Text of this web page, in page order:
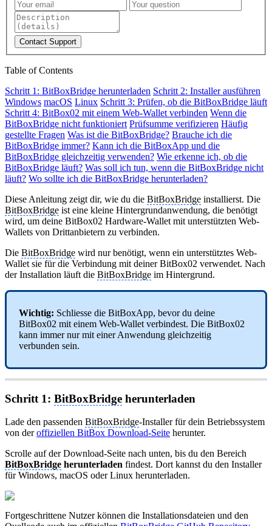
Contact Support
Table of Contents
Schritt 1: BitBoxBridge herunterladen Schritt 2: Installer ausführen
Windows macOS Linux Schritt 3: Prüfen, ob die BitBoxBridge läuft
Schritt 4: BitBox02 mit einem Web-Wallet verbinden Wenn die
BitBoxBridge nicht funktioniert Prüfsumme verifizieren Häufig
gestellte Fragen Was ist die BitBoxBridge? Brauche ich die
BitBoxBridge immer? Kann ich die BitBoxApp und die
BitBoxBridge gleichzeitig verwenden? Wie erkenne ich, ob die
BitBoxBridge läuft? Was soll ich tun, wenn die BitBoxBridge nicht
läuft? Wo sollte ich die BitBoxBridge herunterladen?
Diese Anleitung zeigt dir, wie du die BitBoxBridge installierst. Die
BitBoxBridge ist eine kleine Hintergrundanwendung, die benötigt
wird, um deine BitBox02 Hardware-Wallet mit unterstützten Web-
Wallets von Drittanbietern zu verbinden.
Die BitBoxBridge wird nur benötigt, wenn ein unterstütztes Web-
Wallet sie für die Verbindung mit deiner BitBox02 verwendet. Nach
der Installation läuft die BitBoxBridge im Hintergrund.
Wichtig: Schliesse die BitBoxApp, bevor du deine
BitBox02 mit einem Web-Wallet verbindest. Die BitBox02
kann immer nur mit einer Anwendung gleichzeitig
verbunden sein.
Schritt 1: BitBoxBridge herunterladen
Lade den passenden BitBoxBridge-Installer für dein Betriebssystem
von deroffiziellen BitBox Download-Seite herunter.
Scrolle auf der Download-Seite nach unten, bis du den Bereich
BitBoxBridge herunterladen findest. Dort kannst du den Installer
für Windows, macOS oder Linux herunterladen.
Fortgeschrittene Nutzer können die Installationsdateien und den